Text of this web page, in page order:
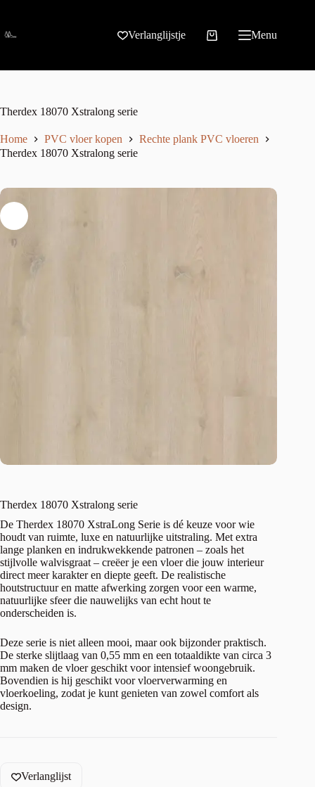
Verlanglijstje Menu
Therdex 18070 Xstralong serie
Home PVC vloer kopen
Rechte plank PVC vloeren
Therdex 18070 Xstralong serie
Therdex 18070 Xstralong serie
De Therdex 18070 XstraLong Serie is dé keuze voor wie
houdt van ruimte, luxe en natuurlijke uitstraling. Met extra
lange planken en indrukwekkende patronen – zoals het
stijlvolle walvisgraat – creëer je een vloer die jouw interieur
direct meer karakter en diepte geeft. De realistische
houtstructuur en matte afwerking zorgen voor een warme,
natuurlijke sfeer die nauwelijks van echt hout te
onderscheiden is.
Deze serie is niet alleen mooi, maar ook bijzonder praktisch.
De sterke slijtlaag van 0,55 mm en een totaaldikte van circa 3
mm maken de vloer geschikt voor intensief woongebruik.
Bovendien is hij geschikt voor vloerverwarming en
vloerkoeling, zodat je kunt genieten van zowel comfort als
design.
Verlanglijst